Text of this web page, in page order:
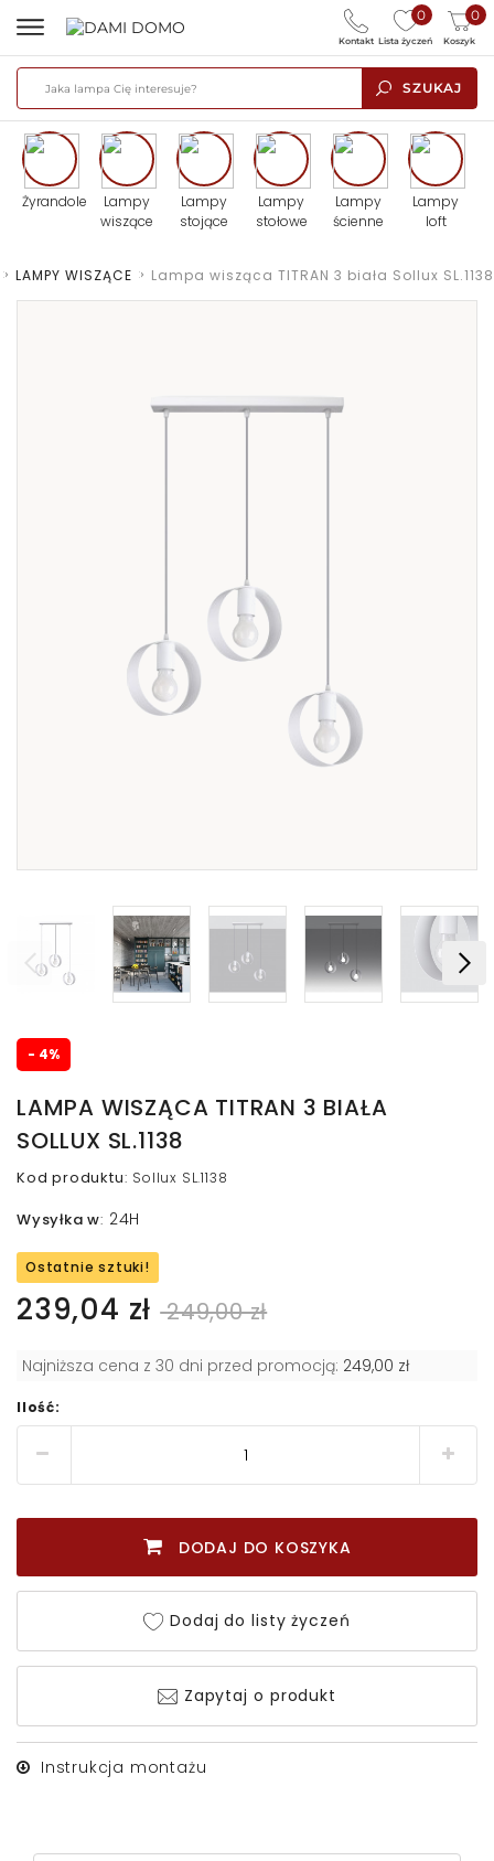
SZUKAJ
0
Lista życzeń
0
Koszyk
Kontakt
Żyrandole
Lampy
wiszące
Lampy
stojące
Lampy
stołowe
Lampy
ścienne
Lampy
loft
> LAMPY WISZĄCE > Lampa wisząca TITRAN 3 biała Sollux SL.1138
- 4%
LAMPA WISZĄCA TITRAN 3 BIAŁA
SOLLUX SL.1138
Kod produktu: Sollux SL.1138
Wysyłka w: 24H
Ostatnie sztuki!
239,04 zł 249,00 zł
Najniższa cena z 30 dni przed promocją: 249,00 zł
Ilość:
DODAJ DO KOSZYKA
Dodaj do listy życzeń
Zapytaj o produkt
Instrukcja montażu